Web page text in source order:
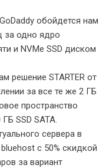
обойдется нам
за одно ядро
и NVMe SSD диском
решение STARTER от
за все те же 2 ГБ
пространство
SSD SATA.
сервера в
с 50% скидкой
за вариант